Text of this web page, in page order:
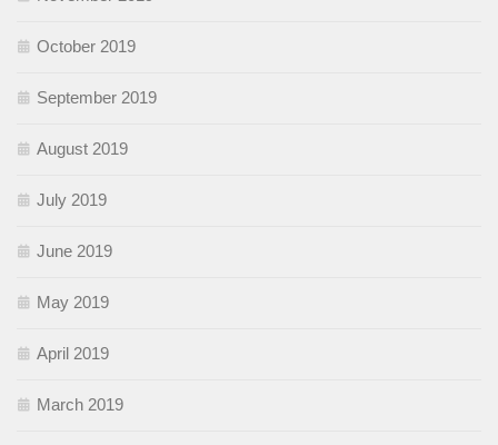
October 2019
September 2019
August 2019
July 2019
June 2019
May 2019
April 2019
March 2019